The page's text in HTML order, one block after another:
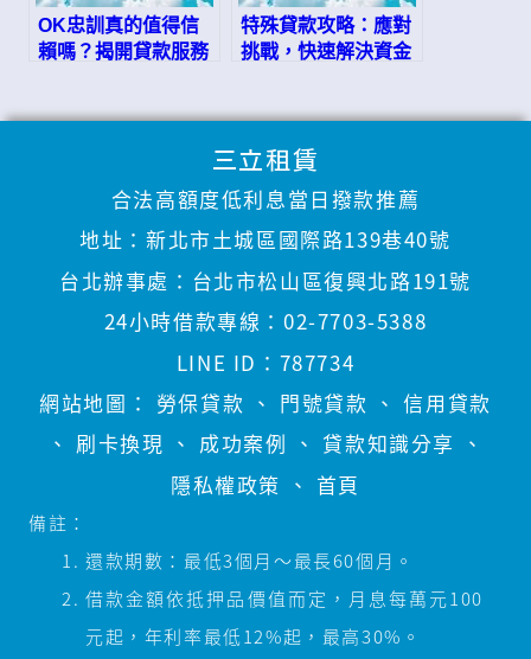
OK忠訓真的值得信
賴嗎？揭開貸款服務
特殊貸款攻略：應對
挑戰，快速解決資金
三立租賃
合法高額度低利息當日撥款推薦
地址：新北市土城區國際路139巷40號
台北辦事處： 台北市松山區復興北路191號
24小時借款專線：02-7703-5388
LINE ID： 787734
網站地圖： 勞保貸款 、 門號貸款 、 信用貸款
、 刷卡換現 、 成功案例 、 貸款知識分享 、
隱私權政策 、 首頁
備註：
還款期數：最低3個月～最長60個月。
借款金額依抵押品價值而定，月息每萬元100
元起，年利率最低12%起，最高30%。